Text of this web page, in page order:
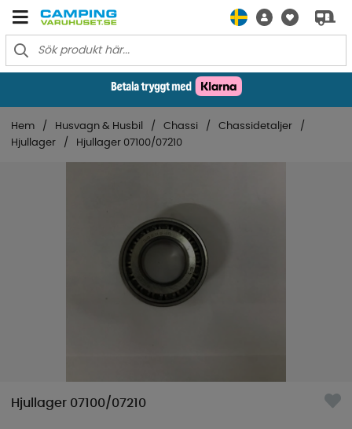
Hem Husvagn & Husbil Chassi
Chassidetaljer
Hjullager
Hjullager 07100/07210
Hjullager 07100/07210